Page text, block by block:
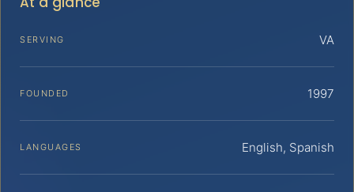
SERVING VA
FOUNDED 1997
LANGUAGES English, Spanish